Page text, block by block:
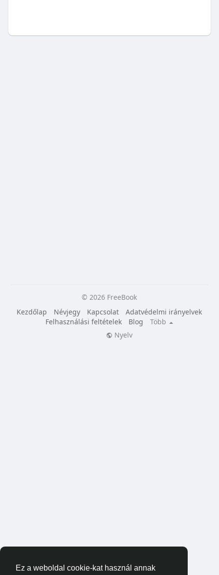
Ez a weboldal cookie-kat használ annak
© 2026 FreeBook
Kezdőlap
Névjegy Kapcsolat
Adatvédelmi irányelvek
Felhasználási feltételek
Blog
Több
Nyelv